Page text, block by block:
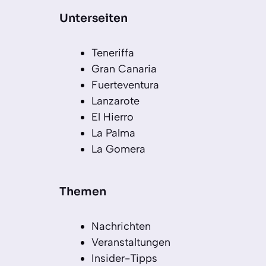
Unterseiten
Teneriffa
Gran Canaria
Fuerteventura
Lanzarote
El Hierro
La Palma
La Gomera
Themen
Nachrichten
Veranstaltungen
Insider-Tipps